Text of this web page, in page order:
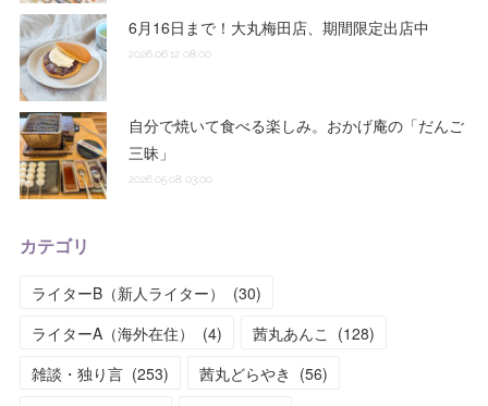
6月16日まで！大丸梅田店、期間限定出店中
2026.06.12 08:00
自分で焼いて食べる楽しみ。おかげ庵の「だんご
三昧」
2026.05.08 03:00
カテゴリ
ライターB（新人ライター） (30)
ライターA（海外在住）
(4) 茜丸あんこ (128)
雑談・独り言 (253) 茜丸どらやき (56)